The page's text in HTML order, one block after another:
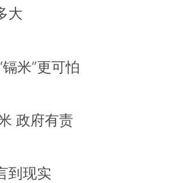
大
镉米”更可怕
政府有责
到现实